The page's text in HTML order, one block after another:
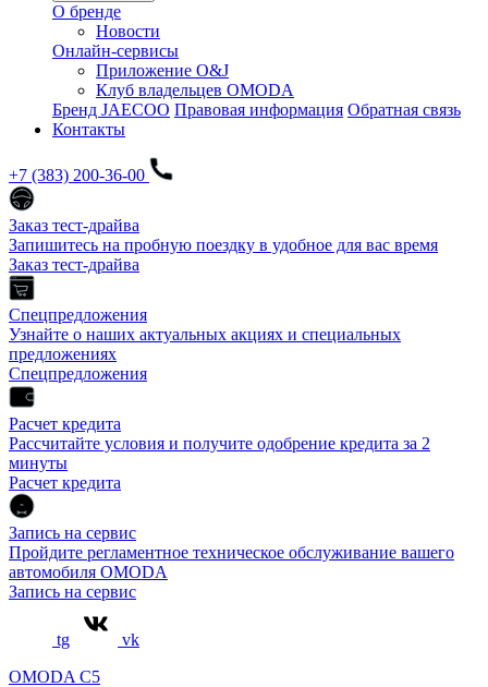
О бренде
Новости
Онлайн-сервисы
Приложение O&J
Клуб владельцев OMODA
Бренд JAECOO Правовая информация Обратная связь
Контакты
+7 (383) 200-36-00
Заказ тест-драйва
Запишитесь на пробную поездку в удобное для вас время
Заказ тест-драйва
Спецпредложения
Узнайте о наших актуальных акциях и специальных
предложениях
Спецпредложения
Расчет кредита
Рассчитайте условия и получите одобрение кредита за 2
минуты
Расчет кредита
Запись на сервис
Пройдите регламентное техническое обслуживание вашего
автомобиля OMODA
Запись на сервис
tg
vk
OMODA C5